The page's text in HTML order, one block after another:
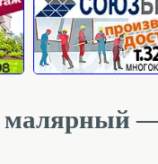
малярный